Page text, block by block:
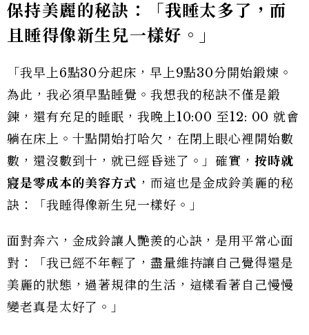
保持美麗的秘訣：「我睡太多了，而
且睡得像新生兒一樣好。」
「我早上6點30分起床，早上9點30分開始鍛煉。
為此，我必須早點睡覺。我想我的秘訣不僅是鍛
鍊，還有充足的睡眠，我晚上10:00 至12: 00 就會
躺在床上。十點開始打哈欠，在閉上眼心裡開始數
數，還沒數到十，就已經昏迷了。」確實，按時就
寢是零成本的美容方式 ，而這也是金成鈴美麗的秘
訣：「我睡得像新生兒一樣好。」
面對奔六，金成鈴讓人艷羨的心訣，是用平常心面
對：「我已經不年輕了，盡量維持讓自己覺得還是
美麗的狀態，過著規律的生活，這樣看著自己慢慢
變老真是太好了。」